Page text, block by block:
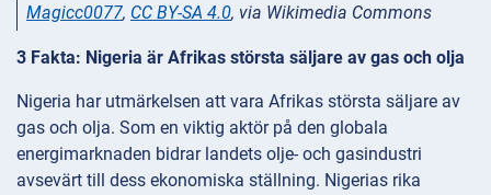
Magicc0077, CC BY-SA 4.0, via Wikimedia Commons
3 Fakta: Nigeria är Afrikas största säljare av gas och olja
Nigeria har utmärkelsen att vara Afrikas största säljare av
gas och olja. Som en viktig aktör på den globala
energimarknaden bidrar landets olje- och gasindustri
avsevärt till dess ekonomiska ställning. Nigerias rika